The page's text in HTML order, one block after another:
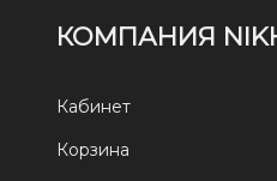
КОМПАНИЯ
Кабинет
Корзина